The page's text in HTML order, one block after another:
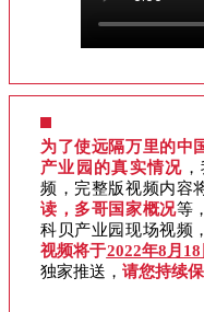
为了使远隔万里的中
产业园的真实情况
频，完整版视频内容
读，多哥国家概况等
科贝产业园现场视频
视频将于2022年8月18
独家推送， 请您持续